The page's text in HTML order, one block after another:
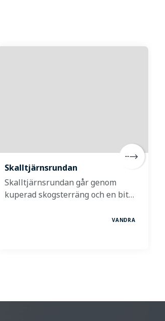
Skalltjärnsrundan
Skalltjärnsrundan går genom
kuperad skogsterräng och en bit…
VANDRA